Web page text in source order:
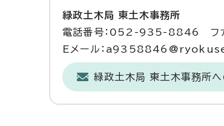
緑政土木局 東土木事務所
電話番号：052-935-8846 フ
Eメール：
緑政土木局 東土木事務所